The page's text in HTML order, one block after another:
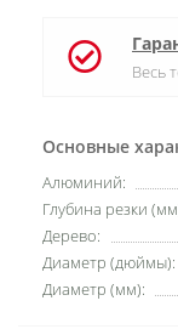
Основные
Алюминий:
Глубина резки
Дерево:
Диаметр (дюймы):
Диаметр (мм):
Весь